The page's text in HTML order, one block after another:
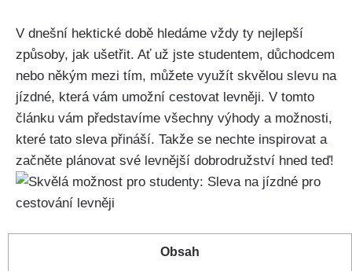
V dnešní ‍hektické⁤ době hledáme vždy ty nejlepší
způsoby, jak ušetřit. Ať​ už jste studentem,‌ důchodcem
⁤nebo někým mezi tím,‍ můžete ‌využít skvělou slevu‍ na
jízdné, která vám umožní cestovat ⁢levněji. V tomto
článku⁢ vám představíme všechny výhody ⁢a‍ možnosti,​
které ⁢tato sleva⁣ přináší. Takže se nechte inspirovat a​
začněte‍ plánovat své levnější⁤ dobrodružství⁤ hned⁤ teď!
Obsah